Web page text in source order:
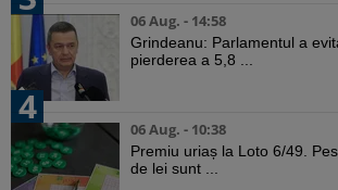
06 Aug. - 14:58
Grindeanu: Parlamentul a
pierderea a 5,8 ...
4
06 Aug. - 10:38
Premiu uriaș la Loto 6/49.
de lei sunt ...